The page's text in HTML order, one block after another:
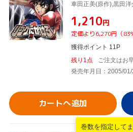
¥1,210円
定価より6,270円（
獲得ポイント 11P
残り1点
ご注文はお
発売年月日：2005/01/
カートへ追加
巻数を指定して